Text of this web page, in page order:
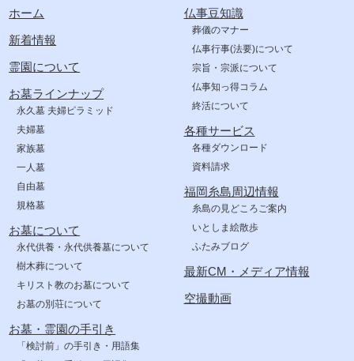
ホーム
新着情報
霊園について
お墓ラインナップ
永久墓 夫婦ピラミッド
夫婦墓
家族墓
一人墓
自由墓
規格墓
お墓について
永代供養・永代供養墓について
樹木葬について
キリスト教のお墓について
お墓の別荘について
お墓・霊園の手引き
「検討前」の手引き・用語集
仏事豆知識
葬儀のマナー
仏事行事(法要)について
宗旨・宗派について
仏事知っ得コラム
終活について
各種サービス
各種ダウンロード
資料請求
福岡糸島周辺情報
糸島の見どころご案内
いとしま絵散歩
ふたみブログ
最新CM・メディア情報
空撮動画